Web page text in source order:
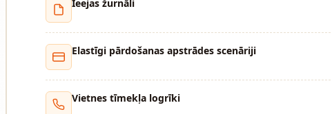
Ieejas žurnāli
Elastīgi pārdošanas apstrādes scenāriji
Vietnes tīmekļa logrīki